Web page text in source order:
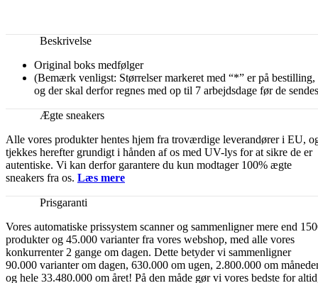
Beskrivelse
Original boks medfølger
(Bemærk venligst: Størrelser markeret med “*” er på bestilling,
og der skal derfor regnes med op til 7 arbejdsdage før de
Ægte sneakers
Alle vores produkter hentes hjem fra troværdige leverandører i EU,
tjekkes herefter grundigt i hånden af os med UV-lys for at sikre de er
autentiske. Vi kan derfor garantere du kun modtager 100% ægte
sneakers fra os. Læs mere
Prisgaranti
Vores automatiske prissystem scanner og sammenligner mere end
produkter og 45.000 varianter fra vores webshop, med alle vores
konkurrenter 2 gange om dagen. Dette betyder vi sammenligner
90.000 varianter om dagen, 630.000 om ugen, 2.800.000 om
og hele 33.480.000 om året! På den måde gør vi vores bedste for